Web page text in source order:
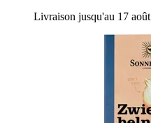
Livraison jusqu'au 17 août